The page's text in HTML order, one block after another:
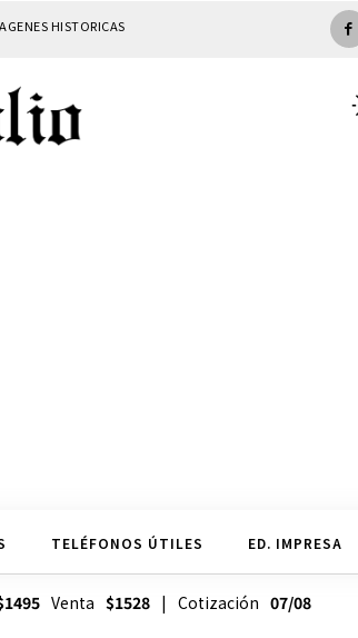
HISTORICAS
TELÉFONOS ÚTILES ED. IMPRESA
Venta $1528| Cotización 07/08